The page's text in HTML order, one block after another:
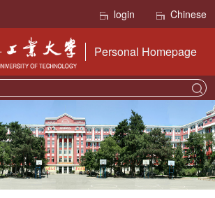
login Chinese
Personal Homepage